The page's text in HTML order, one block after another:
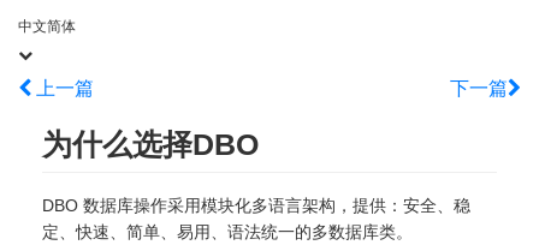
中文简体
上一篇 下一篇
为什么选择DBO
DBO 数据库操作采用模块化多语言架构，提供：安全、稳
定、快速、简单、易用、语法统一的多数据库类。